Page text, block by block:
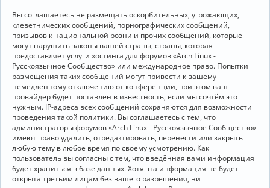
Вы соглашаетесь не размещать оскорбительных, угрожающих,
клеветнических сообщений, порнографических сообщений,
призывов к национальной розни и прочих сообщений, которые
могут нарушить законы вашей страны, страны, которая
предоставляет услуги хостинга для форумов «Arch Linux -
Русскоязычное Сообщество» или международное право. Попытки
размещения таких сообщений могут привести к вашему
немедленному отключению от конференции, при этом ваш
провайдер будет поставлен в известность, если мы сочтём это
нужным. IP-адреса всех сообщений сохраняются для возможности
проведения такой политики. Вы соглашаетесь с тем, что
администраторы форумов «Arch Linux - Русскоязычное Сообщество»
имеют право удалить, отредактировать, перенести или закрыть
любую тему в любое время по своему усмотрению. Как
пользователь вы согласны с тем, что введённая вами информация
будет храниться в базе данных. Хотя эта информация не будет
открыта третьим лицам без вашего разрешения, ни